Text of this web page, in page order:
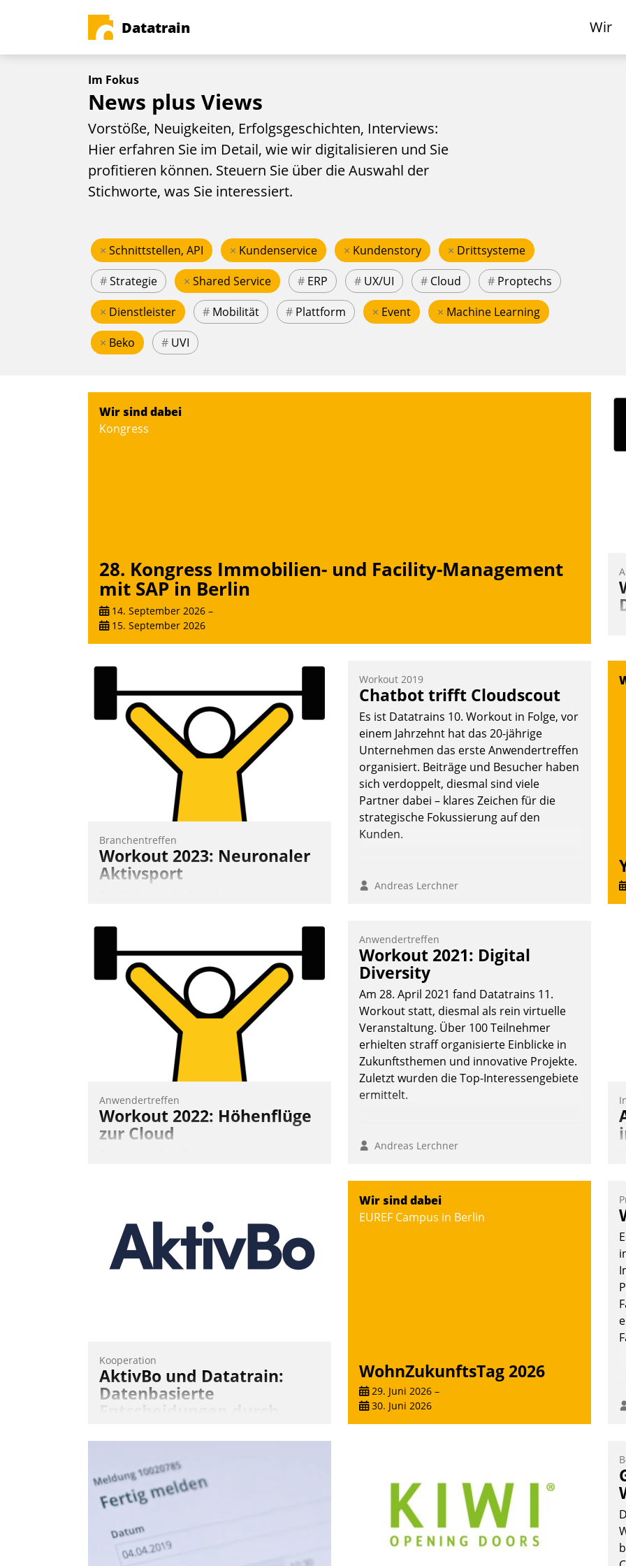
Datatrain Wir
Im Fokus
News plus Views
Vorstöße, Neuigkeiten, Erfolgsgeschichten, Interviews:
Hier erfahren Sie im Detail, wie wir digitalisieren und Sie
profitieren können. Steuern Sie über die Auswahl der
Stichworte, was Sie interessiert.
× Schnittstellen, API × Kundenservice × Kundenstory × Drittsysteme
#Strategie × Shared Service # ERP # UX/UI # Cloud # Proptechs
× Dienstleister # Mobilität # Plattform × Event × Machine Learning
× Beko # UVI
Wir sind dabei
Kongress
28. Kongress Immobilien- und Facility-Management
mit SAP in Berlin
14. September 2026 –
15. September 2026
Branchentreffen
Workout 2023: Neuronaler
Aktivsport
aktiv und sammelten methodisch
Dazwischen zeigte Datatrain, was es
Neues zu bieten hat.
Nadja Hußmann
Workout 2019
Chatbot trifft Cloudscout
Es ist Datatrains 10. Workout in Folge, vor
einem Jahrzehnt hat das 20-jährige
Unternehmen das erste Anwendertreffen
organisiert. Beiträge und Besucher haben
sich verdoppelt, diesmal sind viele
Partner dabei – klares Zeichen für die
strategische Fokussierung auf den
Kunden.
Andreas Lerchner
Anwendertreffen
Workout 2022: Höhenflüge
zur Cloud
innovative Cloud-Strategien und -
Lösungen mit hohem Zukunftspotenzial.
Anwendertreffen
Workout 2021: Digital
Diversity
Am 28. April 2021 fand Datatrains 11.
Workout statt, diesmal als rein virtuelle
Veranstaltung. Über 100 Teilnehmer
erhielten straff organisierte Einblicke in
Zukunftsthemen und innovative Projekte.
Zuletzt wurden die Top-Interessengebiete
ermittelt.
Andreas Lerchner
Kooperation
AktivBo und Datatrain:
Datenbasierte
Mieterbefragungen
AktivBo und Datatrain kooperieren –
Immobilienunternehmen profitieren: Die
nahtlose Integration der Lösungen von
automatisiert ausgelöste, zielgerichtete
Mieterbefragungen – eine starke
Wir sind dabei
EUREF Campus in Berlin
WohnZukunftsTag 2026
29. Juni 2026 –
30. Juni 2026